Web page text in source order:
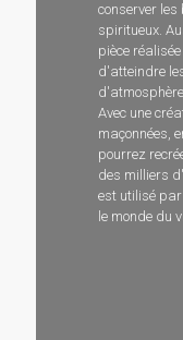
conserver les
spiritueux.
pièce
d'atteindre
Avec une
maçonnées,
pourrez
des milliers
est utilisé
le monde du